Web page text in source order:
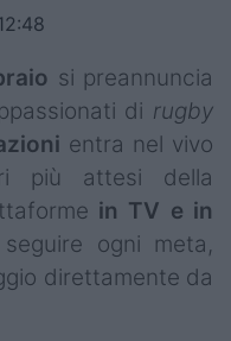
si preannuncia
di rugby
entra nel vivo
più attesi della
in TV e in
ogni meta,
direttamente da